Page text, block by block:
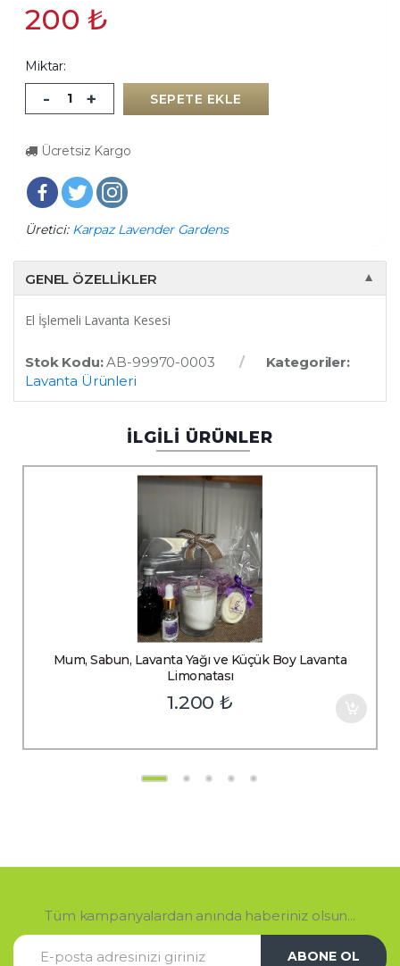
200 ₺
Miktar:
- + SEPETE EKLE
Ücretsiz Kargo
Üretici: Karpaz Lavender Gardens
GENEL ÖZELLIKLER ▼
El İşlemeli Lavanta Kesesi
Stok Kodu:AB-99970-0003
Kategoriler:
Lavanta Ürünleri
İLGİLİ ÜRÜNLER
Mum, Sabun, Lavanta Yağı ve Küçük Boy Lavanta
Limonatası
1.200₺
Tüm kampanyalardan anında haberiniz olsun...
ABONE OL